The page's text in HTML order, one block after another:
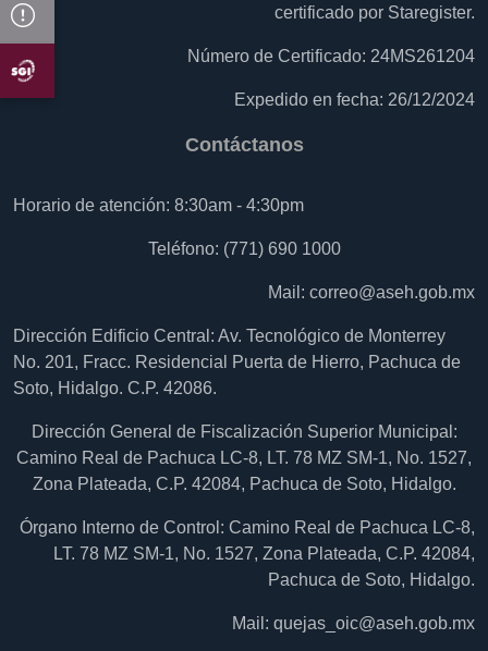
certificado por Staregister.
Número de Certificado: 24MS261204
Expedido en fecha: 26/12/2024
Contáctanos
Horario de atención: 8:30am - 4:30pm
Teléfono: (771) 690 1000
Mail: correo@aseh.gob.mx
Dirección Edificio Central: Av. Tecnológico de Monterrey
No. 201, Fracc. Residencial Puerta de Hierro, Pachuca de
Soto, Hidalgo. C.P. 42086.
Dirección General de Fiscalización Superior Municipal:
Camino Real de Pachuca LC-8, LT. 78 MZ SM-1, No. 1527,
Zona Plateada, C.P. 42084, Pachuca de Soto, Hidalgo.
Órgano Interno de Control: Camino Real de Pachuca LC-8,
LT. 78 MZ SM-1, No. 1527, Zona Plateada, C.P. 42084,
Pachuca de Soto, Hidalgo.
Mail: quejas_oic@aseh.gob.mx